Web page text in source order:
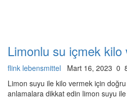
Limonlu su içmek kilo
flink lebensmittel Mart 16, 2023 0
Limon suyu ile kilo vermek için
anlamalara dikkat edin limon suyu